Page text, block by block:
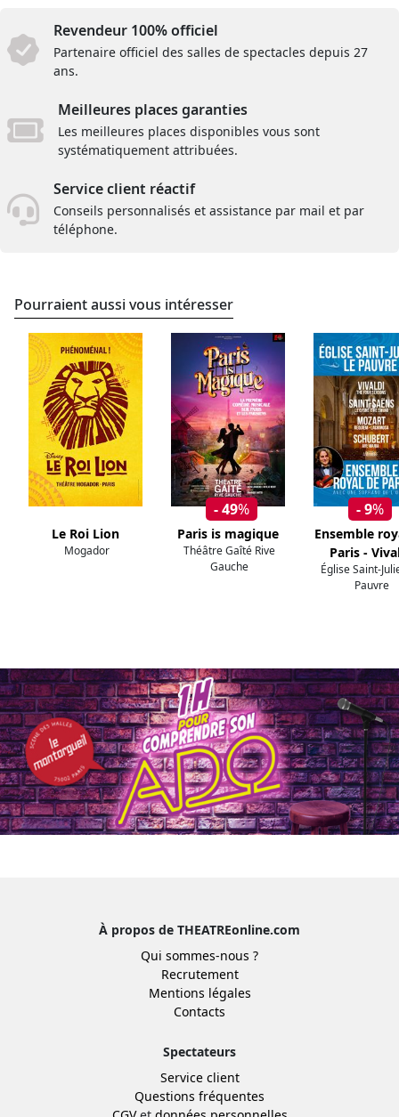
Revendeur 100% officiel
Partenaire officiel des salles de spectacles depuis 27
ans.
Meilleures places garanties
Les meilleures places disponibles vous sont
systématiquement attribuées.
Service client réactif
Conseils personnalisés et assistance par mail et par
téléphone.
Pourraient aussi vous intéresser
Le Roi Lion
Mogador
- 49%
Paris is magique
Théâtre Gaîté Rive
Gauche
- 9%
Ensemble
Paris -
Église Saint-
Pauvre
À propos de THEATREonline.com
Qui sommes-nous ?
Recrutement
Mentions légales
Contacts
Spectateurs
Service client
Questions fréquentes